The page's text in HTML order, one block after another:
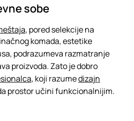
sobe
, pored selekcije na
komada, estetike
podrazumeva razmatranje
proizvoda. Zato je dobro
, koji razumedizajn
prostor učini funkcionalnijim.